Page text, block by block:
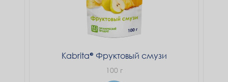
Kabrita Фруктовый смузи
100 г